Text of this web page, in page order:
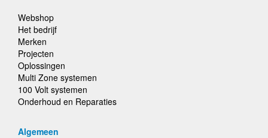
Webshop
Het bedrijf
Merken
Projecten
Oplossingen
Multi Zone systemen
100 Volt systemen
Onderhoud en Reparaties
Algemeen